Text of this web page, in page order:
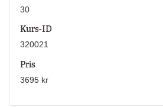
30
Kurs-ID
320021
Pris
3695 kr